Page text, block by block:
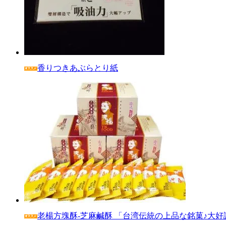
香りつきあぶらとり紙
老楊方塊酥‐芝麻鹹酥 「台湾伝統の上品な銘菓♪大好